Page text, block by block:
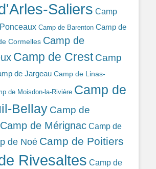
Saliers Camp
Camp de Barenton Camp de
Cormelles Camp de
Camp de Crest Camp
de Jargeau Camp de Linas-
de Moisdon-la-Rivière Camp de
Bellay Camp de
Camp de Mérignac Camp de
de Noé Camp de Poitiers
Rivesaltes Camp de